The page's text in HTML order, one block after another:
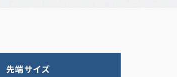
先端サイズ